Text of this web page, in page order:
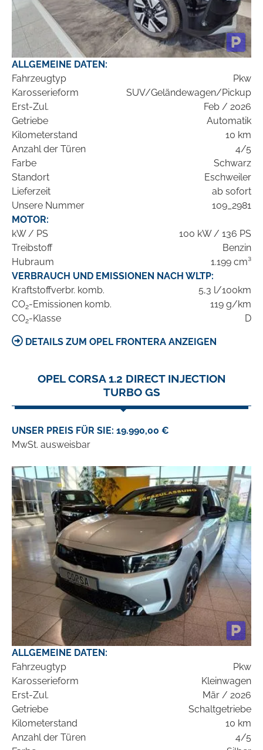
ALLGEMEINE DATEN:
Fahrzeugtyp
Pkw
Karosserieform
SUV/Geländewagen/Pickup
Erst-Zul.
Feb / 2026
Getriebe
Automatik
Kilometerstand
10 km
Anzahl der Türen
4/5
Farbe
Schwarz
Standort
Eschweiler
Lieferzeit
ab sofort
Unsere Nummer
109_2981
MOTOR:
kW / PS
100 kW / 136 PS
Treibstoff
Benzin
Hubraum
1.199 cm³
VERBRAUCH UND EMISSIONEN NACH WLTP:
Kraftstoffverbr. komb.
5,3 l/100km
CO2-Emissionen komb.
119 g/km
CO2-Klasse D
DETAILS ZUM OPEL FRONTERA ANZEIGEN
OPEL CORSA 1.2 DIRECT INJECTION
TURBO GS
UNSER PREIS FÜR SIE: 19.990,00 €
MwSt. ausweisbar
ALLGEMEINE DATEN:
Fahrzeugtyp
Pkw
Karosserieform
Kleinwagen
Erst-Zul.
Mär / 2026
Getriebe
Schaltgetriebe
Kilometerstand
10 km
Anzahl der Türen
4/5